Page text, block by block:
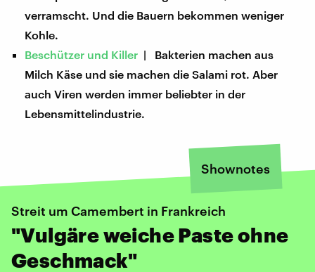
verramscht. Und die Bauern bekommen weniger
Kohle.
Beschützer und Killer | Bakterien machen aus
Milch Käse und sie machen die Salami rot. Aber
auch Viren werden immer beliebter in der
Lebensmittelindustrie.
Shownotes
Streit um Camembert in Frankreich
"Vulgäre weiche Paste ohne
Geschmack"